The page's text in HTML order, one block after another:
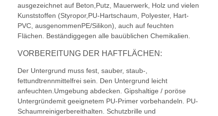
ausgezeichnet auf Beton,Putz, Mauerwerk, Holz und vielen
Kunststoffen (Styropor,PU-Hartschaum, Polyester, Hart-
PVC, ausgenommenPE/Silikon), auch auf feuchten
Flächen. Beständiggegen alle bauüblichen Chemikalien.
VORBEREITUNG DER HAFTFLÄCHEN:
Der Untergrund muss fest, sauber, staub-,
fettundtrennmittelfrei sein. Den Untergrund leicht
anfeuchten.Umgebung abdecken. Gipshaltige / poröse
Untergründemit geeignetem PU-Primer vorbehandeln. PU-
Schaumreinigerbereithalten. Schutzbrille und